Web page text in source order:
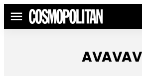
Menú
AVAVAV